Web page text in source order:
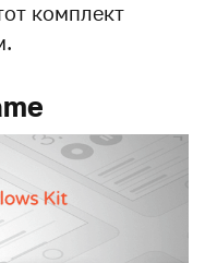
комплект